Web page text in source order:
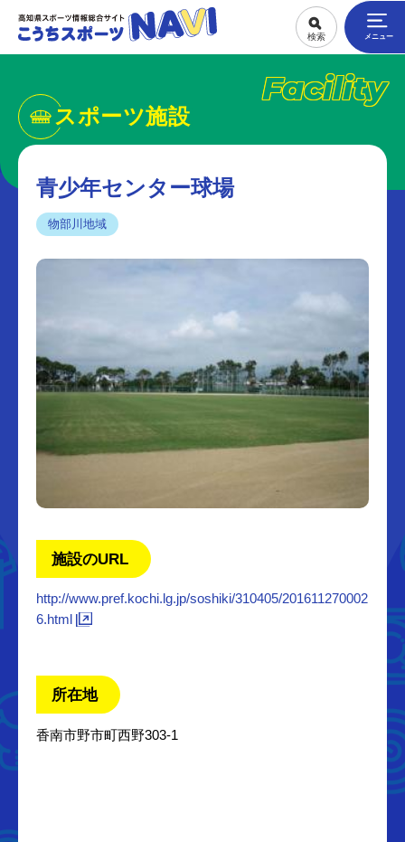
Facility
スポーツ施設
青少年センター球場
物部川地域
施設のURL
http://www.pref.kochi.lg.jp/soshiki/310405/201611270002
6.html
所在地
香南市野市町西野303-1